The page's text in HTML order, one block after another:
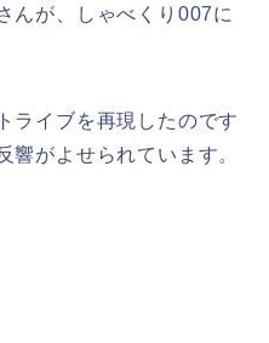
んが、しゃべくり007に
ライブを再現したのです
響がよせられています。